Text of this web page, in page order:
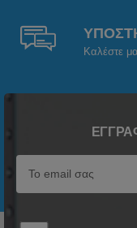
Καλέστε